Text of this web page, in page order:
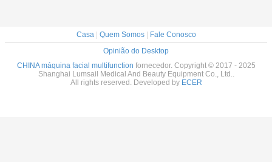
Casa | Quem Somos| Fale Conosco
Opinião do Desktop
CHINA máquina facial multifunction fornecedor. Copyright © 2017 - 2025
Shanghai Lumsail Medical And Beauty Equipment Co., Ltd..
All rights reserved. Developed by ECER